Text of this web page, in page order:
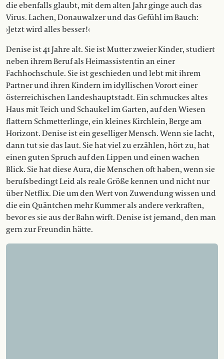
die ebenfalls glaubt, mit dem alten Jahr ginge auch das
Virus. Lachen, Donauwalzer und das Gefühl im Bauch:
›Jetzt wird alles besser!‹
Denise ist 41 Jahre alt. Sie ist Mutter zweier Kinder, studiert
neben ihrem Beruf als Heimassistentin an einer
Fachhochschule. Sie ist geschieden und lebt mit ihrem
Partner und ihren Kindern im idyllischen Vorort einer
österreichischen Landeshauptstadt. Ein schmuckes altes
Haus mit Teich und Schaukel im Garten, auf den Wiesen
flattern Schmetterlinge, ein kleines Kirchlein, Berge am
Horizont. Denise ist ein geselliger Mensch. Wenn sie lacht,
dann tut sie das laut. Sie hat viel zu erzählen, hört zu, hat
einen guten Spruch auf den Lippen und einen wachen
Blick. Sie hat diese Aura, die Menschen oft haben, wenn sie
berufsbedingt Leid als reale Größe kennen und nicht nur
über Netflix. Die um den Wert von Zuwendung wissen und
die ein Quäntchen mehr Kummer als andere verkraften,
bevor es sie aus der Bahn wirft. Denise ist jemand, den man
gern zur Freundin hätte.